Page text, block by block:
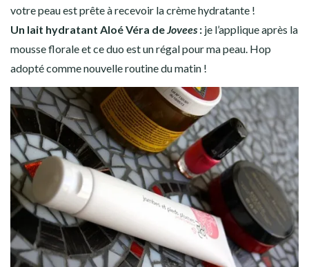
votre peau est prête à recevoir la crème hydratante !
Un lait hydratant Aloé Véra deJovees : je l’applique après la
mousse florale et ce duo est un régal pour ma peau. Hop
adopté comme nouvelle routine du matin !